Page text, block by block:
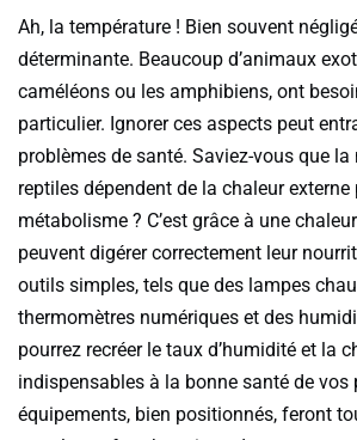
Ah, la température ! Bien souvent
déterminante. Beaucoup d’animaux
caméléons ou les amphibiens, ont
particulier. Ignorer ces aspects peut
problèmes de santé. Saviez-vous que
reptiles dépendent de la chaleur externe
métabolisme ? C’est grâce à une
peuvent digérer correctement leur
outils simples, tels que des lampes
thermomètres numériques et des
pourrez recréer le taux d’humidité et la
indispensables à la bonne santé de vos
équipements, bien positionnés, feront